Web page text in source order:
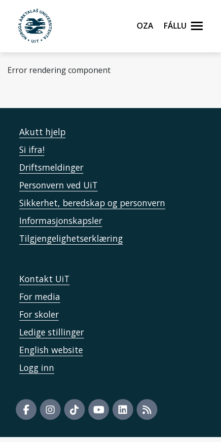
Gå til hovedinnhold
Oza
Fállu
Error rendering component
Akutt hjelp
Si ifra!
Driftsmeldinger
Personvern ved UiT
Sikkerhet, beredskap og personvern
Informasjonskapsler
Tilgjengelighetserklæring
Kontakt UiT
For media
For skoler
Ledige stillinger
English website
Logg inn